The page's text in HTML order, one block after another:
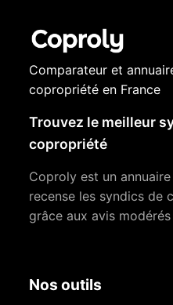
Comparateur et
copropriété en France
Trouvez le meilleur
copropriété
Coproly est un
recense les syndics de
grâce aux avis
Nos outils